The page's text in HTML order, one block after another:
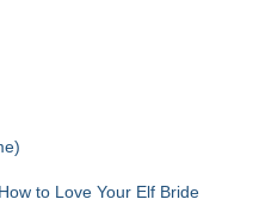
to Love Your Elf Bride